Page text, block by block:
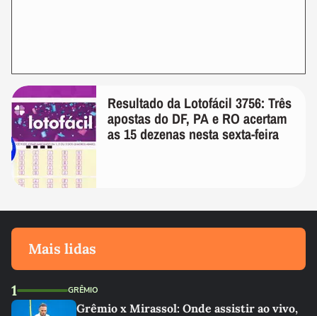
Resultado da Lotofácil 3756: Três
apostas do DF, PA e RO acertam
as 15 dezenas nesta sexta-feira
Mais lidas
1 GRÊMIO
Grêmio x Mirassol: Onde assistir ao vivo,